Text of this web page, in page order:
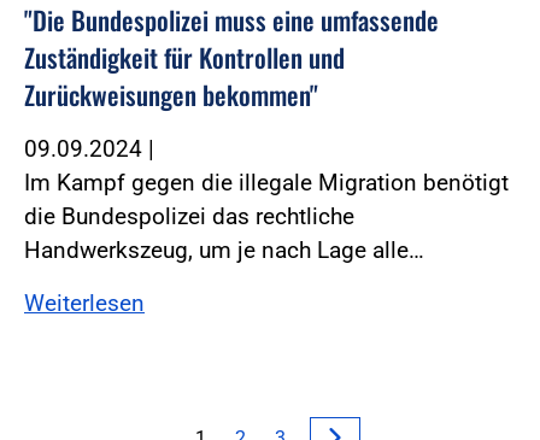
"Die Bundespolizei muss eine umfassende
Zuständigkeit für Kontrollen und
Zurückweisungen bekommen"
09.09.2024 |
Im Kampf gegen die illegale Migration benötigt
die Bundespolizei das rechtliche
Handwerkszeug, um je nach Lage alle…
Weiterlesen